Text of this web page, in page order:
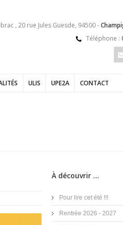
, 20 rue Jules Guesde, 94500 -
Téléphone :
ULIS UPE2A CONTACT
À découvrir ...
Pour lire cet été !!!
Rentrée 2026 - 2027